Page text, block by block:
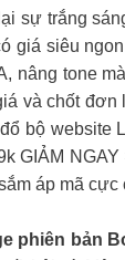
trắng
siêu
tone
và chốt
bộ website
áp mã cực
phiên bản